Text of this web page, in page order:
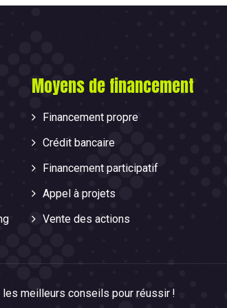
Moyens de financement
Financement propre
Crédit bancaire
Financement participatif
Appel à projets
Vente des actions
meilleurs conseils pour réussir !